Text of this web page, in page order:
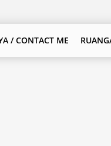
/ CONTACT ME